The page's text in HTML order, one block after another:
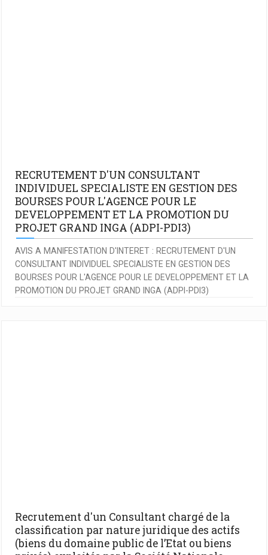
RECRUTEMENT D'UN CONSULTANT
INDIVIDUEL SPECIALISTE EN GESTION DES
BOURSES POUR L'AGENCE POUR LE
DEVELOPPEMENT ET LA PROMOTION DU
PROJET GRAND INGA (ADPI-PDI3)
AVIS A MANIFESTATION D'INTERET : RECRUTEMENT D'UN
CONSULTANT INDIVIDUEL SPECIALISTE EN GESTION DES
BOURSES POUR L'AGENCE POUR LE DEVELOPPEMENT ET LA
PROMOTION DU PROJET GRAND INGA (ADPI-PDI3)
Recrutement d'un Consultant chargé de la
classification par nature juridique des actifs
(biens du domaine public de l’Etat ou biens